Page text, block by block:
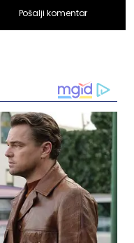
Pošalji komentar